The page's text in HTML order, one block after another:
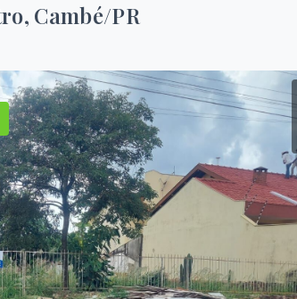
Cambé/PR